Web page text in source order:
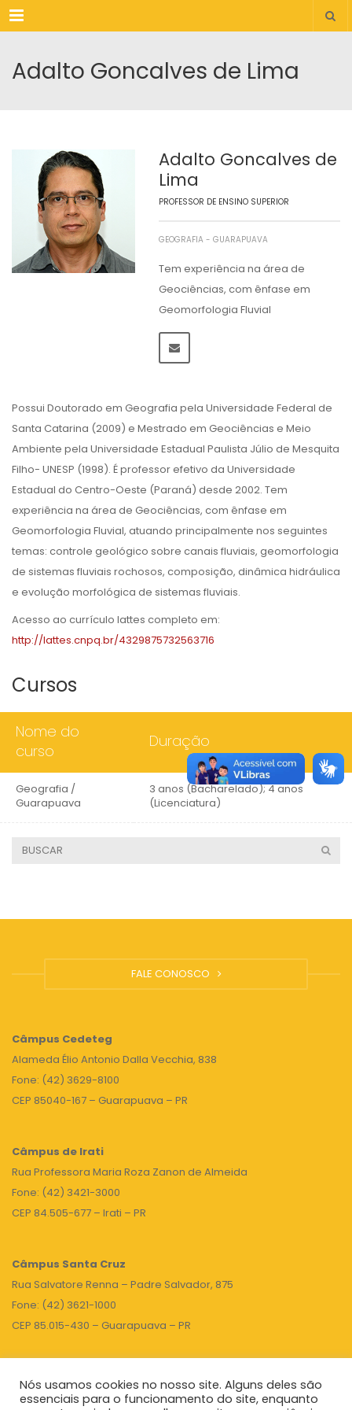
Menu
Adalto Goncalves de Lima
Adalto Goncalves de
Lima
PROFESSOR DE ENSINO SUPERIOR
GEOGRAFIA - GUARAPUAVA
Tem experiência na área de
Geociências, com ênfase em
Geomorfologia Fluvial
Possui Doutorado em Geografia pela Universidade Federal de
Santa Catarina (2009) e Mestrado em Geociências e Meio
Ambiente pela Universidade Estadual Paulista Júlio de Mesquita
Filho- UNESP (1998). É professor efetivo da Universidade
Estadual do Centro-Oeste (Paraná) desde 2002. Tem
experiência na área de Geociências, com ênfase em
Geomorfologia Fluvial, atuando principalmente nos seguintes
temas: controle geológico sobre canais fluviais, geomorfologia
de sistemas fluviais rochosos, composição, dinâmica hidráulica
e evolução morfológica de sistemas fluviais.
Acesso ao currículo lattes completo em:
http://lattes.cnpq.br/4329875732563716
Cursos
Nome do
curso
Duração
Geografia /
Guarapuava
3 anos (Bacharelado); 4 anos
(Licenciatura)
FALE CONOSCO
Câmpus Cedeteg
Alameda Élio Antonio Dalla Vecchia, 838
Fone: (42) 3629-8100
CEP 85040-167 – Guarapuava – PR
Câmpus de Irati
Rua Professora Maria Roza Zanon de Almeida
Fone: (42) 3421-3000
CEP 84.505-677 – Irati – PR
Câmpus Santa Cruz
Rua Salvatore Renna – Padre Salvador, 875
Fone: (42) 3621-1000
CEP 85.015-430 – Guarapuava – PR
TOPO
Nós usamos cookies no nosso site. Alguns deles são
essenciais para o funcionamento do site, enquanto